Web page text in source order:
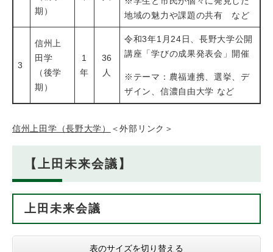
期）
地域の魅力や課題の共有 など
3
信州上
田学
（後学
期）
1
年
36
人
令和3年1月24日、長野大学公開
講座「学びの成果発表会」開催
※テーマ：農福連携、選挙、デ
ザイン、信濃自由大学 など
信州上田学（長野大学） ＜外部リンク＞
【上田未来会議】
上田未来会議
表のサイズを切り替える